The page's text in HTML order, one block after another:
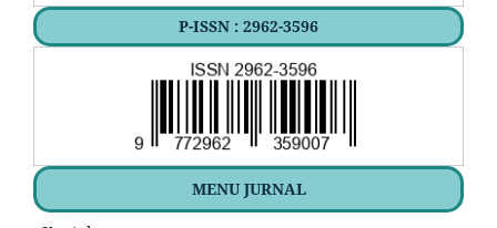
P-ISSN : 2962-3596
MENU JURNAL